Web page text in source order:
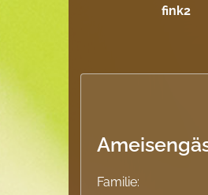
fink2
Familie: